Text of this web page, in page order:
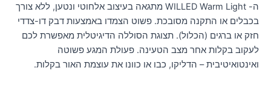
ה- WILLED Warm Light מתגאה בעיצוב אלחוטי ונטען, ללא צורך
בכבלים או התקנה מסובכת. פשוט הצמדו באמצעות דבק דו-צדדי
חזק או ברגים (הכלול). תצוגת הסוללה הדיגיטלית מאפשרת לכם
לעקוב בקלות אחר מצב הטעינה. פעולת המגע פשוטה
ואינטואיטיבית – הדליקו, כבו או כוונו את עוצמת האור בקלות.